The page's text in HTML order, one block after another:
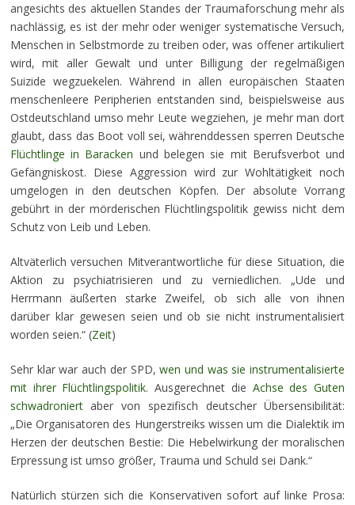
angesichts des aktuellen Standes der Traumaforschung mehr als
nachlässig, es ist der mehr oder weniger systematische Versuch,
Menschen in Selbstmorde zu treiben oder, was offener artikuliert
wird, mit aller Gewalt und unter Billigung der regelmäßigen
Suizide wegzuekelen. Während in allen europäischen Staaten
menschenleere Peripherien entstanden sind, beispielsweise aus
Ostdeutschland umso mehr Leute wegziehen, je mehr man dort
glaubt, dass das Boot voll sei, währenddessen sperren Deutsche
Flüchtlinge in Baracken und belegen sie mit Berufsverbot und
Gefängniskost. Diese Aggression wird zur Wohltätigkeit noch
umgelogen in den deutschen Köpfen. Der absolute Vorrang
gebührt in der mörderischen Flüchtlingspolitik gewiss nicht dem
Schutz von Leib und Leben.
Altväterlich versuchen Mitverantwortliche für diese Situation, die
Aktion zu psychiatrisieren und zu verniedlichen. „Ude und
Herrmann äußerten starke Zweifel, ob sich alle von ihnen
darüber klar gewesen seien und ob sie nicht instrumentalisiert
worden seien.“ (Zeit)
Sehr klar war auch der SPD,wen und was sie instrumentalisierte
mit ihrer Flüchtlingspolitik. Ausgerechnet die Achse des Guten
schwadroniertaber von spezifisch deutscher Übersensibilität:
„Die Organisatoren des Hungerstreiks wissen um die Dialektik im
Herzen der deutschen Bestie: Die Hebelwirkung der moralischen
Erpressung ist umso größer, Trauma und Schuld sei Dank.“
Natürlich stürzen sich die Konservativen sofort auf linke Prosa: